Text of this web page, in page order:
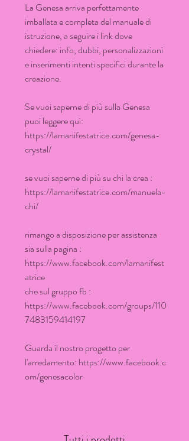
La Genesa arriva perfettamente
imballata e completa del manuale di
istruzione, a seguire i link dove
chiedere: info, dubbi, personalizzazioni
e inserimenti intenti specifici durante la
creazione.
Se vuoi saperne di più sulla Genesa
puoi leggere qui:
https://lamanifestatrice.com/genesa-
crystal/
se vuoi saperne di più su chi la crea :
https://lamanifestatrice.com/manuela-
chi/
rimango a disposizione per assistenza
sia sulla pagina :
https://www.facebook.com/lamanifest
atrice
che sul gruppo fb :
https://www.facebook.com/groups/110
7483159414197
Guarda il nostro progetto per
l'arredamento: https://www.facebook.c
om/genesacolor